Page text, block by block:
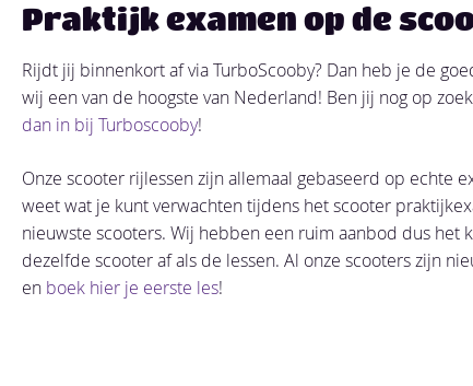
Praktijk examen op de
Rijdt jij binnenkort af via TurboScooby? Dan heb je de
wij een van de hoogste van Nederland! Ben jij nog op
dan in bij Turboscooby!
Onze scooter rijlessen zijn allemaal gebaseerd op echte
weet wat je kunt verwachten tijdens het scooter
nieuwste scooters. Wij hebben een ruim aanbod dus
dezelfde scooter af als de lessen. Al onze scooters zijn
en boek hier je eerste les!